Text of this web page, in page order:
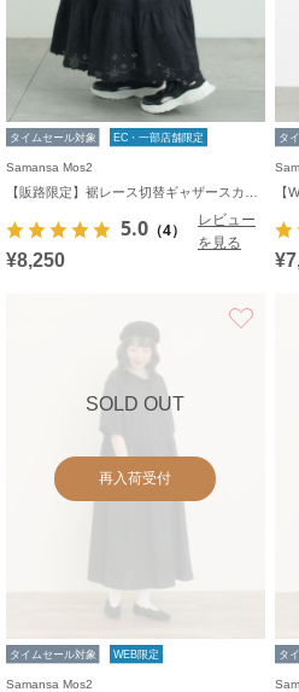
タイムセール対象 EC・一部店舗限定
Samansa Mos2
5.0 （4）
レビュー
を見る
¥8,250
タ
【
SOLD OUT
再入荷受付
タイムセール対象 WEB限定
Samansa Mos2
タ